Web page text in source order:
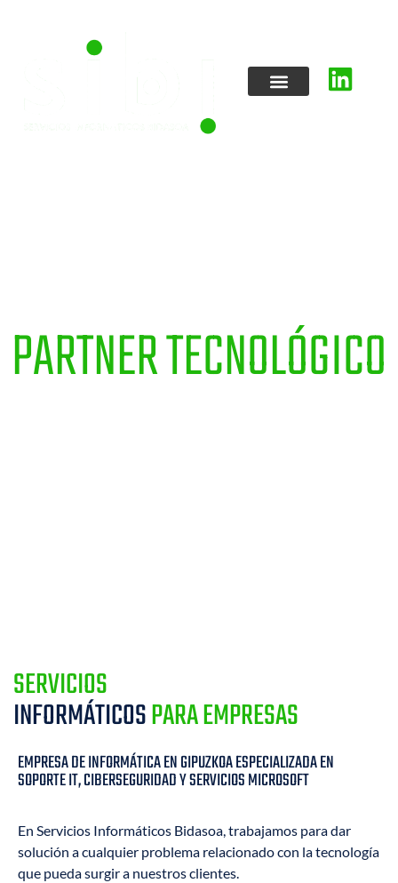
PARTNER TECNOLÓGICO
SERVICIOS
INFORMÁTICOSPARA EMPRESAS
EMPRESA DE INFORMÁTICA EN GIPUZKOA ESPECIALIZADA EN
SOPORTE IT, CIBERSEGURIDAD Y SERVICIOS MICROSOFT
En Servicios Informáticos Bidasoa, trabajamos para dar
solución a cualquier problema relacionado con la tecnología
que pueda surgir a nuestros clientes.